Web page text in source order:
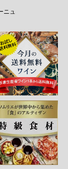
ニュ